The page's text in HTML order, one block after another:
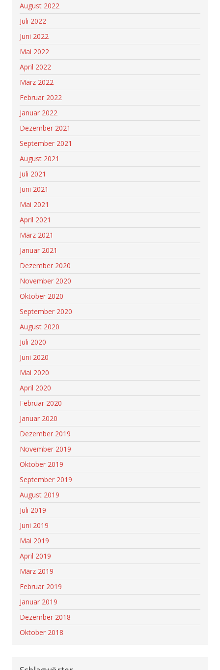
August 2022
Juli 2022
Juni 2022
Mai 2022
April 2022
März 2022
Februar 2022
Januar 2022
Dezember 2021
September 2021
August 2021
Juli 2021
Juni 2021
Mai 2021
April 2021
März 2021
Januar 2021
Dezember 2020
November 2020
Oktober 2020
September 2020
August 2020
Juli 2020
Juni 2020
Mai 2020
April 2020
Februar 2020
Januar 2020
Dezember 2019
November 2019
Oktober 2019
September 2019
August 2019
Juli 2019
Juni 2019
Mai 2019
April 2019
März 2019
Februar 2019
Januar 2019
Dezember 2018
Oktober 2018